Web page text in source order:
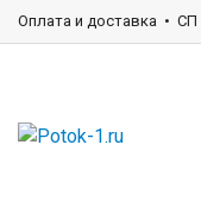
Оплата и доставка СП